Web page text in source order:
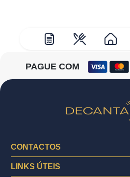
PAGUE COM
CONTACTOS
LINKS ÚTEIS